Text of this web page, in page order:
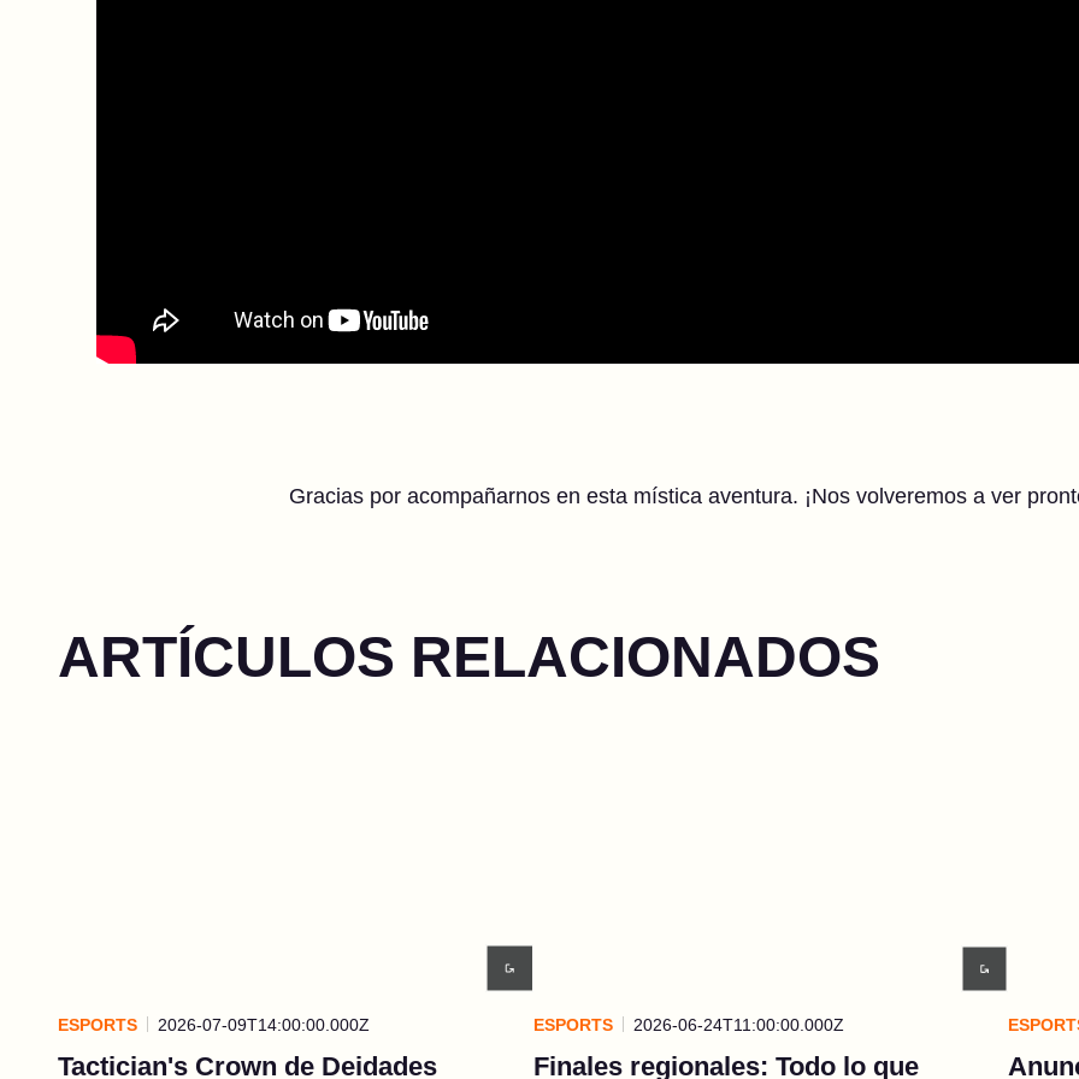
Gracias por acompañarnos en esta mística aventura. ¡Nos volveremos a ver
ARTÍCULOS RELACIONADOS
ESPORTS 2026-07-09T14:00:00.000Z
Tactician's Crown de Deidades
ESPORTS 2026-06-24T11:00:00.000Z
Finales regionales: Todo lo que